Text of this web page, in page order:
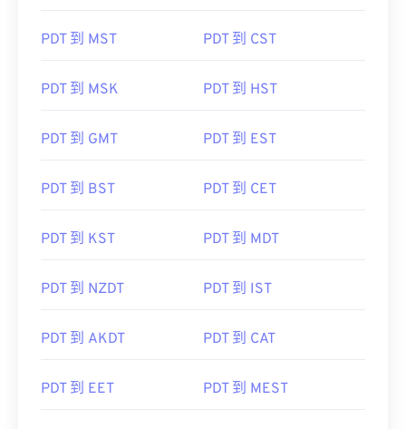
PDT 到 MST PDT 到 CST
PDT 到 MSK PDT 到 HST
PDT 到 GMT PDT 到 EST
PDT 到 BST PDT 到 CET
PDT 到 KST PDT 到 MDT
PDT 到 NZDT PDT 到 IST
PDT 到 AKDT PDT 到 CAT
PDT 到 EET PDT 到 MEST